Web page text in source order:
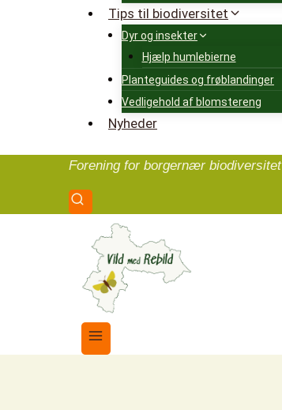
Tips til biodiversitet
Dyr og insekter
Hjælp humlebierne
Planteguides og frøblandinger
Vedligehold af blomstereng
Nyheder
Forening for borgernær biodiversitet